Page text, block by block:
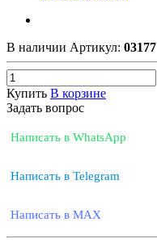
В наличии Артикул: 03177
Купить В корзине
Задать вопрос
Написать в WhatsApp
Написать в Telegram
Написать в MAX